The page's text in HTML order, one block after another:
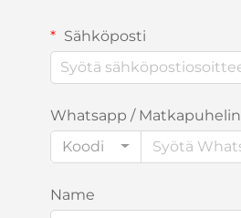
Sähköposti
Whatsapp / Matkapuhelin
Koodi
Name